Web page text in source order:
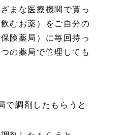
まな医療機関で貰っ
むお薬）をご自分の
険薬局）に毎回持っ
の薬局で管理しても